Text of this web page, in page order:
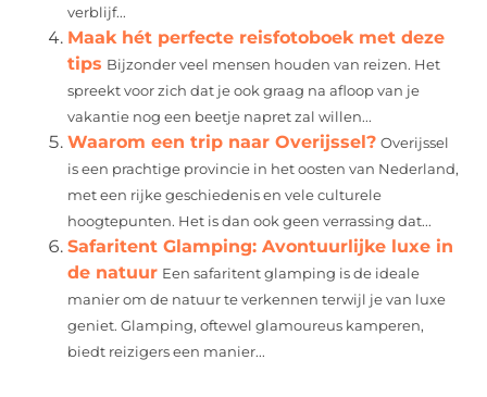
verblijf...
Maak hét perfecte reisfotoboek met deze
tips Bijzonder veel mensen houden van reizen. Het
spreekt voor zich dat je ook graag na afloop van je
vakantie nog een beetje napret zal willen...
Waarom een trip naar Overijssel? Overijssel
is een prachtige provincie in het oosten van Nederland,
met een rijke geschiedenis en vele culturele
hoogtepunten. Het is dan ook geen verrassing dat...
Safaritent Glamping: Avontuurlijke luxe in
de natuur Een safaritent glamping is de ideale
manier om de natuur te verkennen terwijl je van luxe
geniet. Glamping, oftewel glamoureus kamperen,
biedt reizigers een manier...